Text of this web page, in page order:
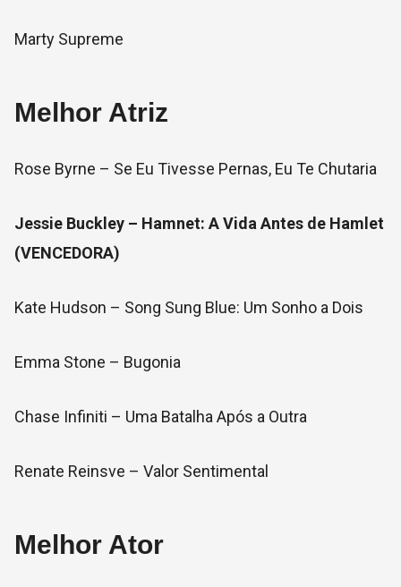
Marty Supreme
Melhor Atriz
Rose Byrne – Se Eu Tivesse Pernas, Eu Te Chutaria
Jessie Buckley – Hamnet: A Vida Antes de Hamlet
(VENCEDORA)
Kate Hudson – Song Sung Blue: Um Sonho a Dois
Emma Stone – Bugonia
Chase Infiniti – Uma Batalha Após a Outra
Renate Reinsve – Valor Sentimental
Melhor Ator